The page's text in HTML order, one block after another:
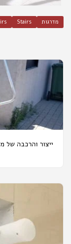
מדרגות Stairs
ייצור והרכבה של